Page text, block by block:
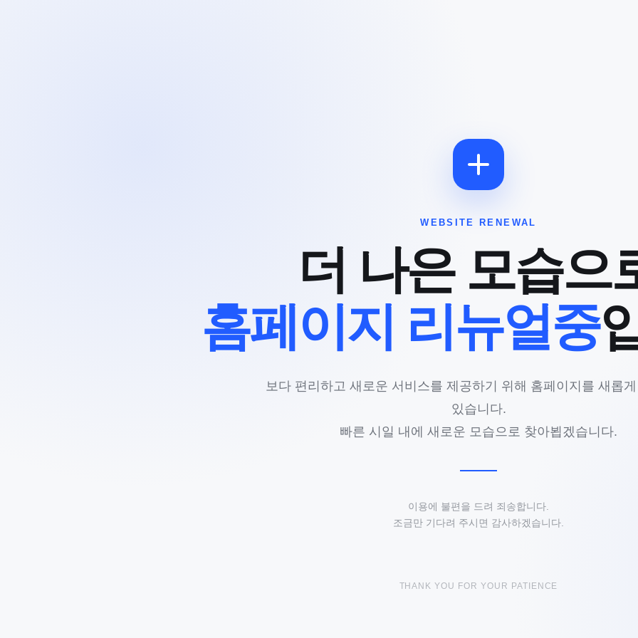
WEBSITE RENEWAL
더 나은 모습으
홈페이지 리뉴얼중
보다 편리하고 새로운 서비스를 제공하기 위해 홈페이지를 새롭
있습니다.
빠른 시일 내에 새로운 모습으로 찾아뵙겠습니다.
이용에 불편을 드려 죄송합니다.
조금만 기다려 주시면 감사하겠습니다.
THANK YOU FOR YOUR PATIENCE